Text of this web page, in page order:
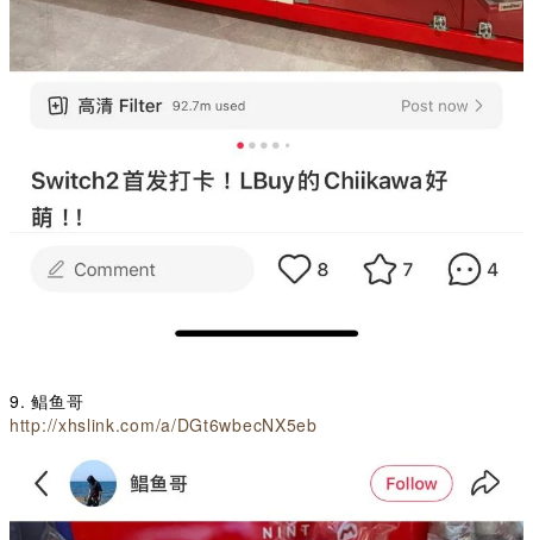
9. 鲳鱼哥
http://xhslink.com/a/DGt6wbecNX5eb